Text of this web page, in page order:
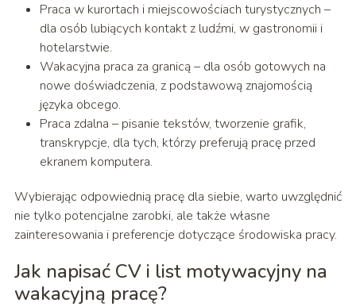
Praca w kurortach i miejscowościach turystycznych –
dla osób lubiących kontakt z ludźmi, w gastronomii i
hotelarstwie.
Wakacyjna praca za granicą – dla osób gotowych na
nowe doświadczenia, z podstawową znajomością
języka obcego.
Praca zdalna – pisanie tekstów, tworzenie grafik,
transkrypcje, dla tych, którzy preferują pracę przed
ekranem komputera.
Wybierając odpowiednią pracę dla siebie, warto uwzględnić
nie tylko potencjalne zarobki, ale także własne
zainteresowania i preferencje dotyczące środowiska pracy.
Jak napisać CV i list motywacyjny na
wakacyjną pracę?